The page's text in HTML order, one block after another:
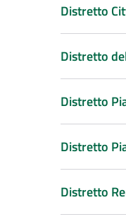
Distretto
Distretto
Distretto
Distretto
Distretto